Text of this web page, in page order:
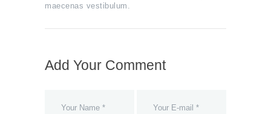
maecenas vestibulum.
Add Your Comment